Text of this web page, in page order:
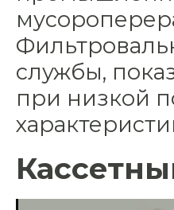
службы,
при низкой